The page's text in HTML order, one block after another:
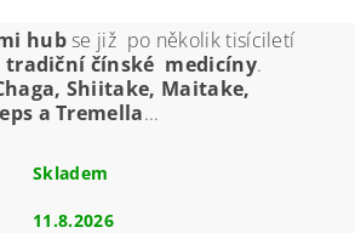
hubse již po několik tisíciletí
čínské medicíny.
Shiitake, Maitake,
a Tremella...
Skladem
11.8.2026